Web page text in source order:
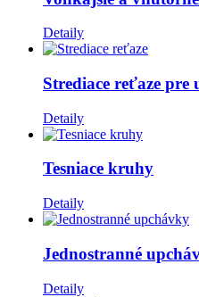
Detaily
Strediace reťaze
Detaily
Tesniace kruhy
Detaily
Jednostranné
Detaily